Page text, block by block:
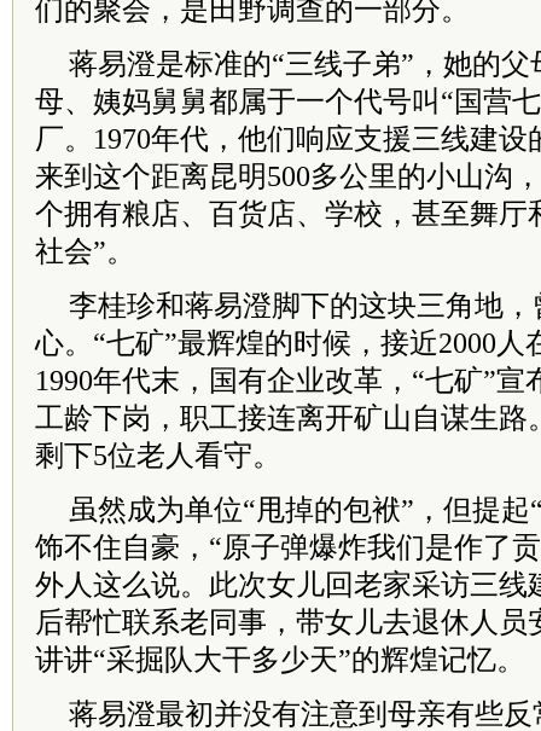
们的聚会，是田野调查的一部分。
蒋易澄是标准的“三线子弟”，她的
母、姨妈舅舅都属于一个代号叫“国营
厂。1970年代，他们响应支援三线建
来到这个距离昆明500多公里的小山沟
个拥有粮店、百货店、学校，甚至舞厅
社会”。
李桂珍和蒋易澄脚下的这块三角地
心。“七矿”最辉煌的时候，接近2000人
1990年代末，国有企业改革，“七矿”
工龄下岗，职工接连离开矿山自谋生路
剩下5位老人看守。
虽然成为单位“甩掉的包袱”，但提
饰不住自豪，“原子弹爆炸我们是作了
外人这么说。此次女儿回老家采访三线
后帮忙联系老同事，带女儿去退休人员
讲讲“采掘队大干多少天”的辉煌记忆。
蒋易澄最初并没有注意到母亲有些